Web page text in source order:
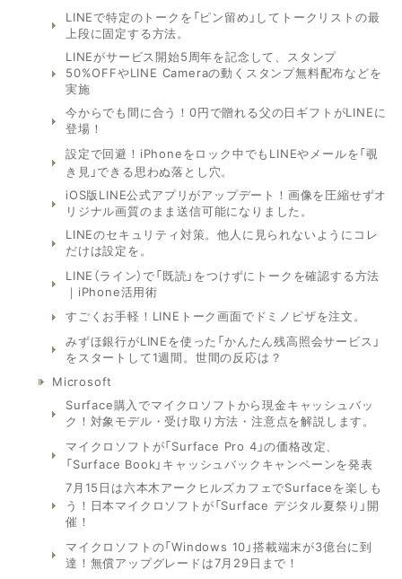
LINEで特定のトークを「ピン留め」してトークリストの最
上段に固定する方法。
LINEがサービス開始5周年を記念して、スタンプ
50%OFFやLINE Cameraの動くスタンプ無料配布などを
実施
今からでも間に合う！0円で贈れる父の日ギフトがLINEに
登場！
設定で回避！iPhoneをロック中でもLINEやメールを「覗
き見」できる思わぬ落とし穴。
iOS版LINE公式アプリがアップデート！画像を圧縮せずオ
リジナル画質のまま送信可能になりました。
LINEのセキュリティ対策。他人に見られないようにコレ
だけは設定を。
LINE（ライン）で「既読」をつけずにトークを確認する方法
｜iPhone活用術
すごくお手軽！LINEトーク画面でドミノピザを注文。
みずほ銀行がLINEを使った「かんたん残高照会サービス」
をスタートして1週間。世間の反応は？
Microsoft
Surface購入でマイクロソフトから現金キャッシュバッ
ク！対象モデル・受け取り方法・注意点を解説します。
マイクロソフトが「Surface Pro 4」の価格改定、
「Surface Book」キャッシュバックキャンペーンを発表
7月15日は六本木アークヒルズカフェでSurfaceを楽しも
う！日本マイクロソフトが「Surface デジタル夏祭り」開
催！
マイクロソフトの「Windows 10」搭載端末が3億台に到
達！無償アップグレードは7月29日まで！